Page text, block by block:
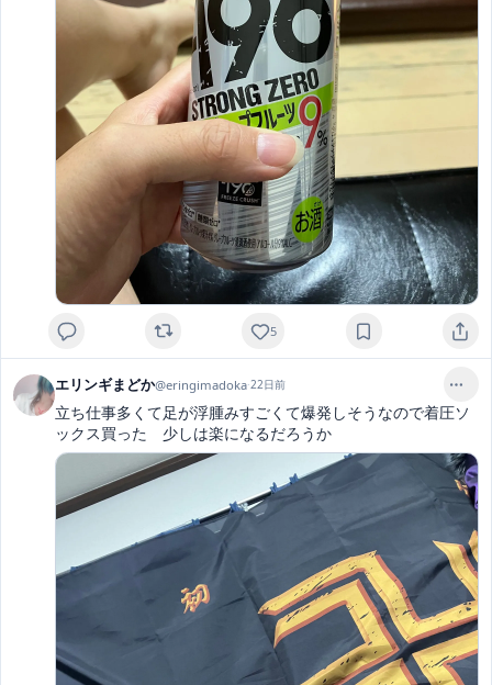
5
エリンギまどか@eringimadoka·22日前
立ち仕事多くて足が浮腫みすごくて爆発しそうなので着圧ソ
ックス買った　少しは楽になるだろうか